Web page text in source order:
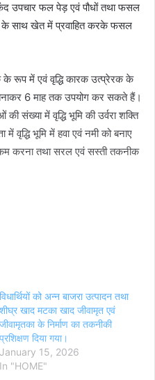
उपचार फल पेड़ एवं पौधों तथा फसल
के साथ खेत में प्रवाहित करके फसल
के रूप में एवं वृद्धि कारक उत्प्रेरक के
6 माह तक उपयोग कर सकते हैं।
संख्या में वृद्धि भूमि की उर्वरा शक्ति
वृद्धि भूमि में हवा एवं नमी को बनाए
करना तथा सरल एवं सस्ती तकनीक
विधार्थियों को अन्न बाजरा उत्पादन तथा
शीघ्र खाद मटका खाद जीवामृत एवं
जीवामृतका के निर्माण का तकनीकी
प्रशिक्षण दिया गया।
January 15, 2026
In "HOME"